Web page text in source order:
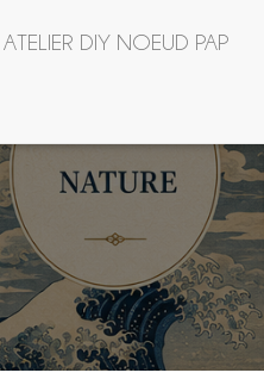
ATELIER DIY NOEUD PAP